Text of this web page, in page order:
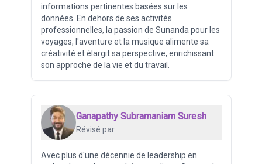
informations pertinentes basées sur les
données. En dehors de ses activités
professionnelles, la passion de Sunanda pour les
voyages, l'aventure et la musique alimente sa
créativité et élargit sa perspective, enrichissant
son approche de la vie et du travail.
Ganapathy Subramaniam Suresh
Révisé par
Avec plus d'une décennie de leadership en